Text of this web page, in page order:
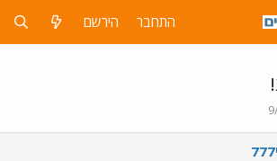
התחבר הירשם